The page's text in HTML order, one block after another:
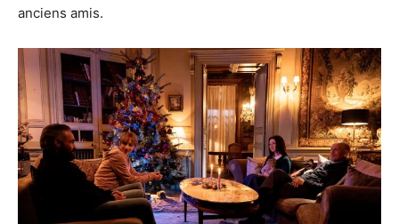
anciens amis.